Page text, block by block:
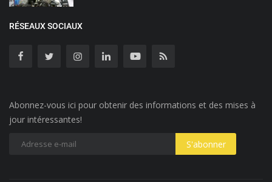
RÉSEAUX SOCIAUX
Abonnez-vous ici pour obtenir des informations et des mises à
jour intéressantes!